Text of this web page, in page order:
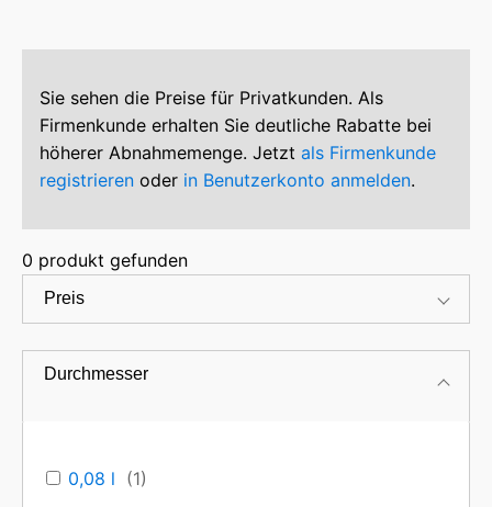
Sie sehen die Preise für Privatkunden. Als
Firmenkunde erhalten Sie deutliche Rabatte bei
höherer Abnahmemenge. Jetzt als Firmenkunde
registrieren oder in Benutzerkonto anmelden.
0 produkt gefunden
Preis
Durchmesser
0,08 l (1)
Die Daisy-Form bringt einen Hauch von Frühling auf